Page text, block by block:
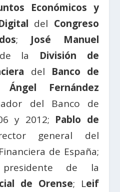
Económicos y
del Congreso
; José Manuel
la División de
del Banco de
Ángel Fernández
del Banco de
y 2012; Pablo de
general del
de España;
de la
de Orense; Leif